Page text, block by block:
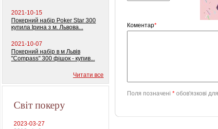
2021-10-15
Покерний набір Poker Star 300
купила Ірина з м. Львова...
2021-10-07
Покерний набір в м Львів
"Compass" 300 фішок - купив...
Читати все
Світ покеру
2023-03-27
Коментар*
Поля позначені * обов'язкові